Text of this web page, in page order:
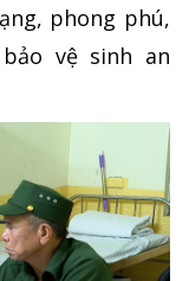
phong phú,
vệ sinh an